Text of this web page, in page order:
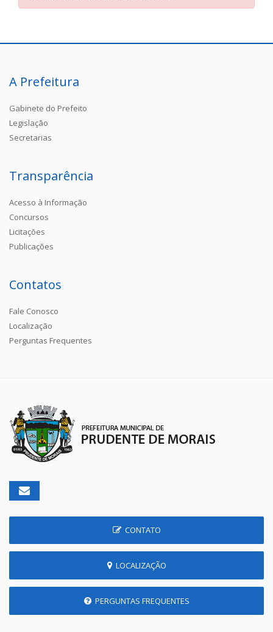
A Prefeitura
Gabinete do Prefeito
Legislação
Secretarias
Transparência
Acesso à Informação
Concursos
Licitações
Publicações
Contatos
Fale Conosco
Localização
Perguntas Frequentes
CONTATO
LOCALIZAÇÃO
PERGUNTAS FREQUENTES